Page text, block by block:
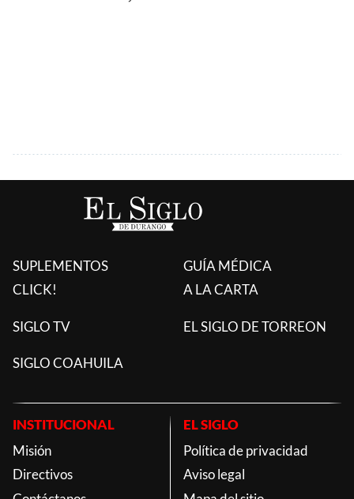
SUPLEMENTOS
CLICK!
GUÍA MÉDICA
A LA CARTA
SIGLO TV EL SIGLO DE TORREON
SIGLO COAHUILA
INSTITUCIONAL
Misión
Directivos
EL SIGLO
Política de privacidad
Aviso legal